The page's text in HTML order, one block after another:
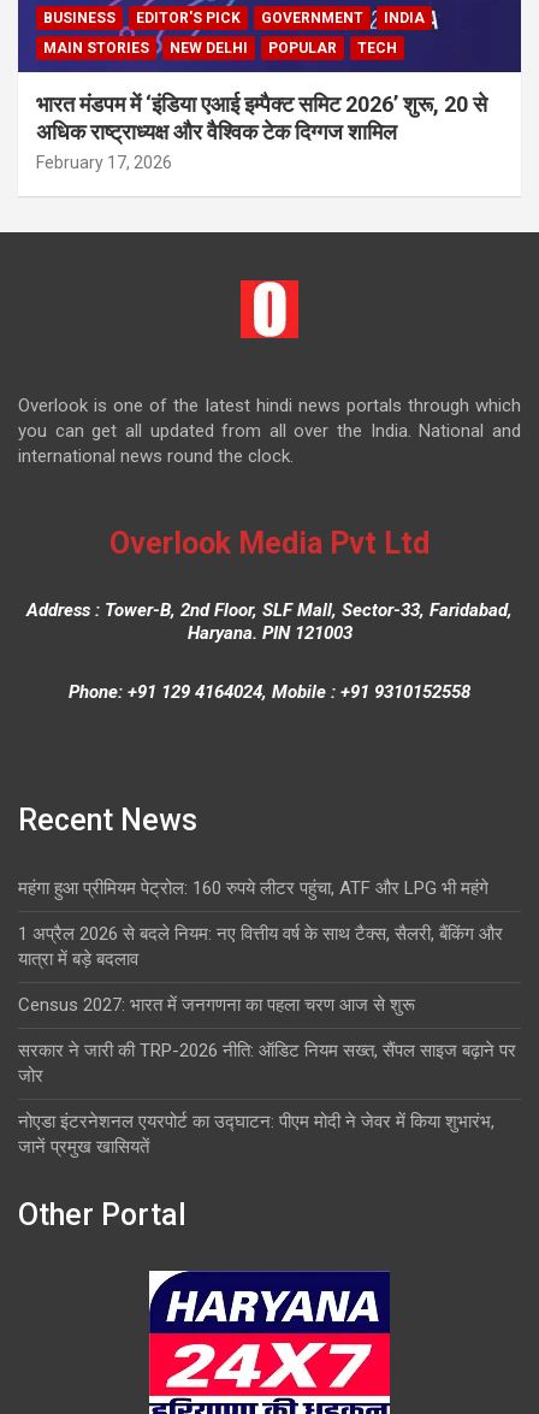
BUSINESS EDITOR'S PICK GOVERNMENT
INDIA
MAIN STORIES
NEW DELHI POPULAR TECH
भारत मंडपम में ‘इंडिया एआई इम्पैक्ट समिट 2026’ शुरू, 20 से
अधिक राष्ट्राध्यक्ष और वैश्विक टेक दिग्गज शामिल
February 17, 2026
Overlook is one of the latest hindi news portals through which
you can get all updated from all over the India. National and
international news round the clock.
Overlook Media Pvt Ltd
Address : Tower-B, 2nd Floor, SLF Mall, Sector-33, Faridabad,
Haryana. PIN 121003
Phone: +91 129 4164024, Mobile : +91 9310152558
Recent News
महंगा हुआ प्रीमियम पेट्रोल: 160 रुपये लीटर पहुंचा, ATF और LPG भी महंगे
1 अप्रैल 2026 से बदले नियम: नए वित्तीय वर्ष के साथ टैक्स, सैलरी, बैंकिंग और
यात्रा में बड़े बदलाव
Census 2027: भारत में जनगणना का पहला चरण आज से शुरू
सरकार ने जारी की TRP-2026 नीति: ऑडिट नियम सख्त, सैंपल साइज बढ़ाने पर
जोर
नोएडा इंटरनेशनल एयरपोर्ट का उद्घाटन: पीएम मोदी ने जेवर में किया शुभारंभ,
जानें प्रमुख खासियतें
Other Portal